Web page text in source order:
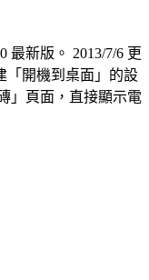
最新版。 2013/7/6 更
「開機到桌面」的設
」頁面，直接顯示電